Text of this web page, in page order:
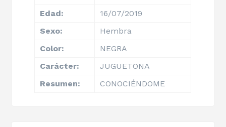
Edad:
16/07/2019
Sexo:
Hembra
Color:
NEGRA
Carácter:
JUGUETONA
Resumen:
CONOCIÉNDOME